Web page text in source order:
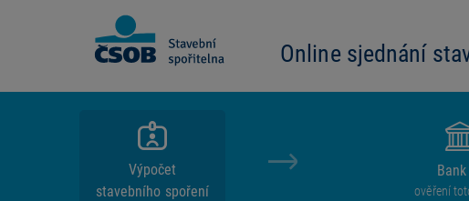
Online sjednání
Výpočet
stavebního spoření
Bank
ověření